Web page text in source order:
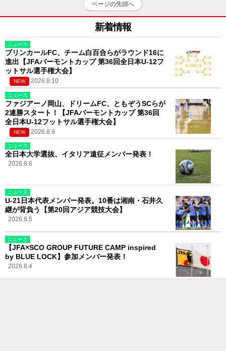
ページの先頭へ
新着情報
ニュース
ブリンカールFC、チーム白百合らがラウンド16に
進出【JFAバーモントカップ 第36回全日本U-12フ
ットサル選手権大会】
NEW 2026.8.10
ニュース
ファジアーノ岡山、ドリームFC、ともぞうSCらが
2連勝スタート！【JFAバーモントカップ 第36回
全日本U-12フットサル選手権大会】
NEW 2026.8.9
ニュース
全日本大学選抜、イタリア遠征メンバー発表！
2026.8.6
ニュース
U-21日本代表メンバー発表。10番は湘南・石井久
継が背負う【第20回アジア競技大会】
2026.8.5
ニュース
【JFA×SCO GROUP FUTURE CAMP inspired
by BLUE LOCK】参加メンバー発表！
2026.8.4